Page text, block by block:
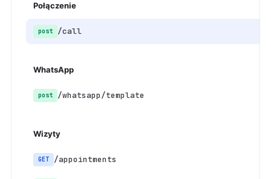
Połączenie
post /call
WhatsApp
post /whatsapp/template
Wizyty
GET /appointments